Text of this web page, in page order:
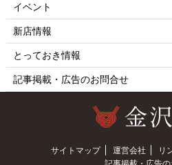
イベント
新店情報
とっておき情報
記事掲載・広告のお問合せ
サイトマップ 運営会社
リ